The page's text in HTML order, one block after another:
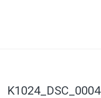
K1024_DSC_0004